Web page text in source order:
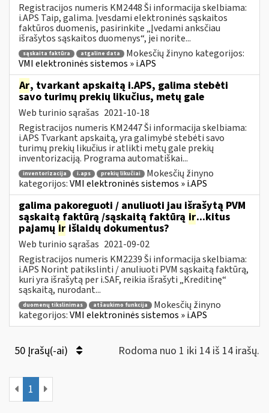
Registracijos numeris KM2448 Ši informacija skelbiama:
i.APS Taip, galima. Įvesdami elektroninės sąskaitos
faktūros duomenis, pasirinkite „Įvedami anksčiau
išrašytos sąskaitos duomenys“, jei norite...
sąskaita faktūra atgaline data
Mokesčių žinyno kategorijos:
VMI elektroninės sistemos » i.APS
Ar, tvarkant apskaitą i.APS, galima stebėti
savo turimų prekių likučius, metų gale
Web turinio sąrašas 2021-10-18
Registracijos numeris KM2447 Ši informacija skelbiama:
i.APS Tvarkant apskaitą, yra galimybė stebėti savo
turimų prekių likučius ir atlikti metų gale prekių
inventorizaciją. Programa automatiškai...
inventorizacija i.aps prekių likučiai
Mokesčių žinyno
kategorijos:VMI elektroninės sistemos » i.APS
galima pakoreguoti / anuliuoti jau išrašytą PVM
sąskaitą faktūrą /sąskaitą faktūrą ir...kitus
pajamų ir išlaidų dokumentus?
Web turinio sąrašas 2021-09-02
Registracijos numeris KM2239 Ši informacija skelbiama:
i.APS Norint patikslinti / anuliuoti PVM sąskaitą faktūrą,
kuri yra išrašytą per i.SAF, reikia išrašyti „Kreditinę“
sąskaitą, nurodant...
duomenų tikslinimas atšaukimo funkcija
Mokesčių žinyno
kategorijos:VMI elektroninės sistemos » i.APS
50 Įrašų(-ai) Rodoma nuo 1 iki 14 iš 14 irašų.
1